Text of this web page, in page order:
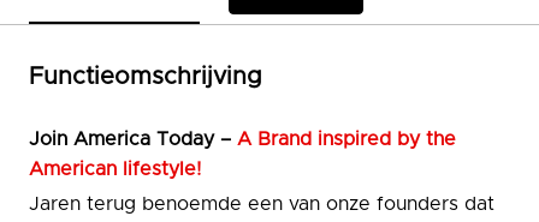
Functieomschrijving
Join America Today – A Brand inspired by the
American lifestyle!
Jaren terug benoemde een van onze founders dat